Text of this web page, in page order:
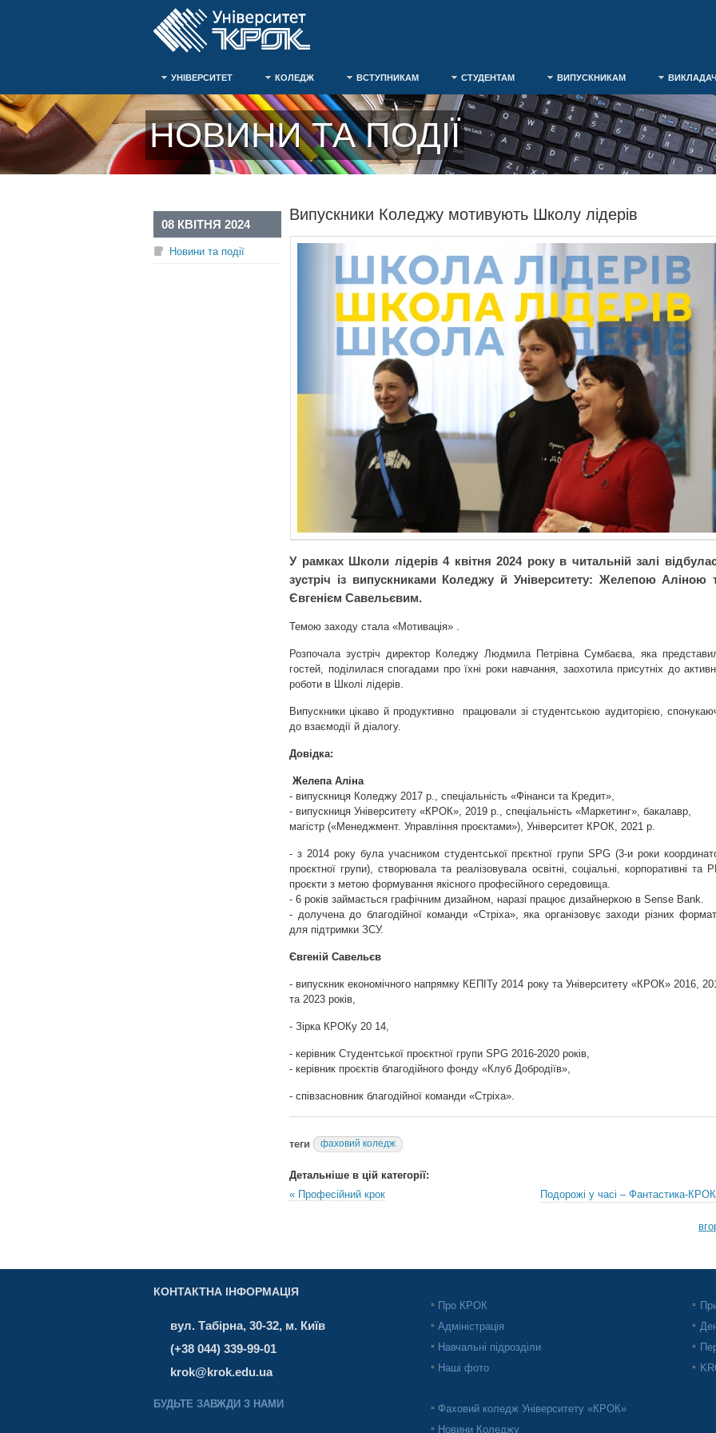
УНІВЕРСИТЕТ КОЛЕДЖ ВСТУПНИКАМ СТУДЕНТАМ ВИПУСКНИКАМ
НОВИНИ ТА ПОДІЇ
Випускники Коледжу мотивують Школу лідерів
08 КВІТНЯ 2024
Новини та події
У рамках Школи лідерів 4 квітня 2024 року в читальній залі
зустріч із випускниками Коледжу й Університету: Желепою Аліною
Євгенієм Савельєвим.
Темою заходу стала «Мотивація» .
Розпочала зустріч директор Коледжу Людмила Петрівна Сумбаєва, яка
гостей, поділилася спогадами про їхні роки навчання, заохотила присутніх до
роботи в Школі лідерів.
Випускники цікаво й продуктивно працювали зі студентською аудиторією,
до взаємодії й діалогу.
Довідка:
Желепа Аліна
- випускниця Коледжу 2017 р., спеціальність «Фінанси та Кредит»,
- випускниця Університету «КРОК», 2019 р., спеціальність «Маркетинг», бакалавр,
магістр («Менеджмент. Управління проєктами»), Університет КРОК, 2021 р.
- з 2014 року була учасником студентської прєктної групи SPG (3-и роки
проєктної групи), створювала та реалізовувала освітні, соціальні, корпоративні та
проєкти з метою формування якісного професійного середовища.
- 6 років займається графічним дизайном, наразі працює дизайнеркою в Sense Bank.
- долучена до благодійної команди «Стріха», яка організовує заходи різних
для підтримки ЗСУ.
Євгеній Савельєв
- випускник економічного напрямку КЕПІТу 2014 року та Університету «КРОК» 2016,
та 2023 років,
- Зірка КРОКу 20 14,
- керівник Студентської проєктної групи SPG 2016-2020 років,
- керівник проєктів благодійного фонду «Клуб Добродіїв»,
- співзасновник благодійної команди «Стріха».
теги фаховий коледж
Детальніше в цій категорії:
« Професійний крок
Подорожі у часі – Фантастика-
КОНТАКТНА ІНФОРМАЦІЯ
вул. Табірна, 30-32, м. Київ
(+38 044) 339-99-01
krok@krok.edu.ua
БУДЬТЕ ЗАВЖДИ З НАМИ
Про КРОК
Адміністрація
Навчальні підрозділи
Наші фото
Фаховий коледж Університету «КРОК»
Новини Коледжу